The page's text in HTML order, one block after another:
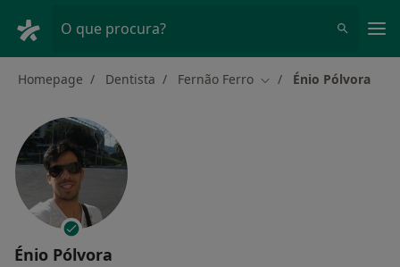
O que procura?
Homepage Dentista Fernão Ferro Mudar de cidade
Énio Pólvora
Énio Pólvora